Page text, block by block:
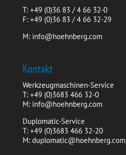
T: +49 (0)36 83 / 4 66 32-0
F: +49 (0)36 83 / 4 66 32-29
M: info@hoehnberg.com
Kontakt
Werkzeugmaschinen-Service
T: +49 (0)3683 466 32-0
M: info@hoehnberg.com
Duplomatic-Service
T: +49 (0)3683 466 32-20
M: duplomatic@hoehnberg.com